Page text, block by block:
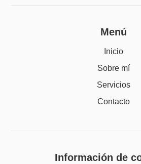
Menú
Inicio
Sobre mí
Servicios
Contacto
Información de